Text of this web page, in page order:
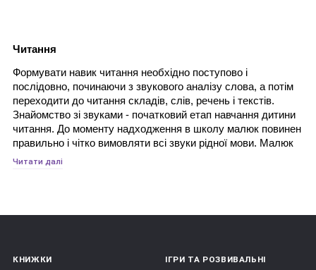
Читання
Формувати навик читання необхідно поступово і
послідовно, починаючи з звукового аналізу слова, а потім
переходити до читання складів, слів, речень і текстів.
Знайомство зі звуками - початковий етап навчання дитини
читання. До моменту надходження в школу малюк повинен
правильно і чітко вимовляти всі звуки рідної мови. Малюк
повинен мати уявлення про голосних і приголосних звуках,
читання слів - спочатку простих, а потім більш складних.
Читати далі
КНИЖКИ
ІГРИ ТА РОЗВИВАЛЬНІ